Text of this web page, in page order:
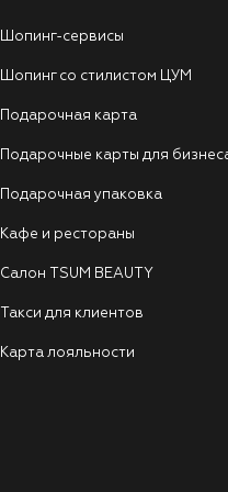
Шопинг-сервисы
Шопинг со стилистом ЦУМ
Подарочная карта
Подарочные карты для
Подарочная упаковка
Кафе и рестораны
Салон TSUM BEAUTY
Такси для клиентов
Карта лояльности